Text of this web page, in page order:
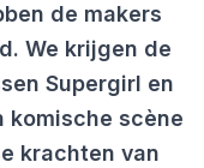
de makers
We krijgen de
Supergirl en
komische scène
krachten van